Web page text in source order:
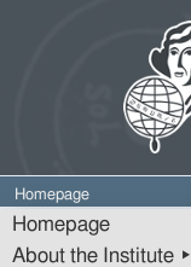
Homepage
Homepage
About the Institute ▸